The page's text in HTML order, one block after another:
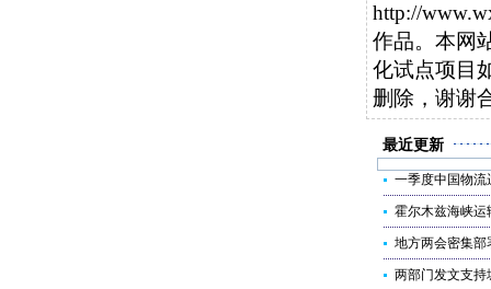
http://
作品。本网
化试点项目
删除，谢谢
最近更新
一季度中国物
霍尔木兹海峡
地方两会密集
两部门发文支